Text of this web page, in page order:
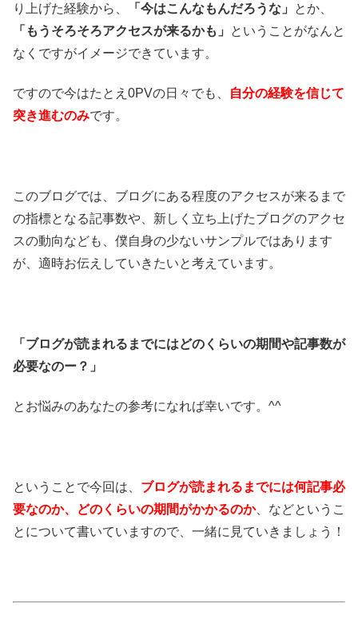
り上げた経験から、
「今はこんなもんだろうな」
とか、
「もうそろそろアクセスが来るかも」
ということがなんと
なくですがイメージできています。
ですので今はたとえ0PVの日々でも、
自分の経験を信じて
突き進むのみです。
このブログでは、ブログにある程度のアクセスが来るまで
の指標となる記事数や、新しく立ち上げたブログのアクセ
スの動向なども、僕自身の少ないサンプルではあります
が、適時お伝えしていきたいと考えています。
「ブログが読まれるまでにはどのくらいの期間や記事数が
必要なのー？」
とお悩みのあなたの参考になれば幸いです。^^
ということで今回は、 ブログが読まれるまでには何記事必
要なのか、どのくらいの期間がかかるのか、などというこ
とについて書いていますので、一緒に見ていきましょう！